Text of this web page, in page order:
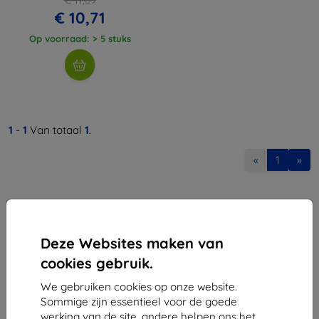
Deze Websites maken van
cookies gebruik.
We gebruiken cookies op onze website.
Sommige zijn essentieel voor de goede
werking van de site, andere helpen ons het
€ 10,71
Op voorraad: > 5 stuks
1 - 1 Van totaal 1.
« 1 »
Ulica Rudolfa Mocka 3750/2A
841 04 Bratislava